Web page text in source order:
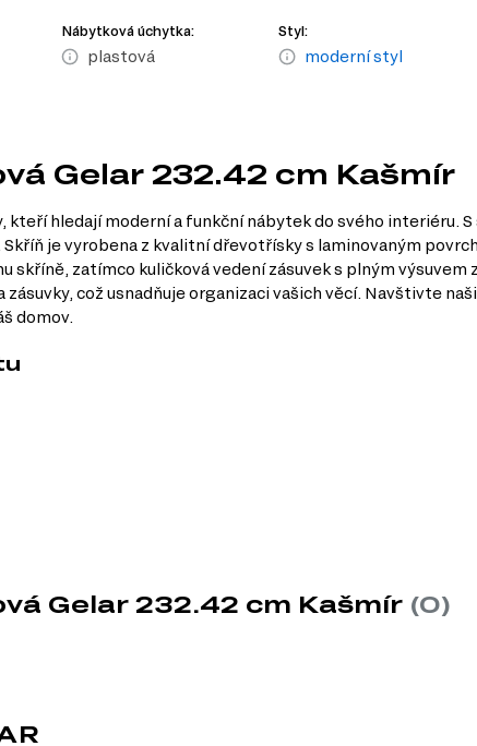
Nábytková úchytka:
plastová
Styl:
moderní styl
Gelar 232.42 cm Kašmír
hledají moderní a funkční nábytek do svého interiéru.
je vyrobena z kvalitní dřevotřísky s laminovaným
zatímco kuličková vedení zásuvek s plným
což usnadňuje organizaci vašich věcí. Navštivte
domov.
a zajišťuje atraktivní vzhled skříně.
a zásuvkami, což umožňuje efektivní organizaci úložného
Gelar 232.42 cm Kašmír (0)